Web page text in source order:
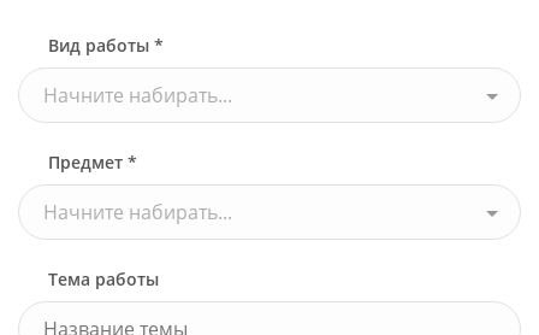
Вид работы *
Начните набирать...
Предмет *
Начните набирать...
Тема работы